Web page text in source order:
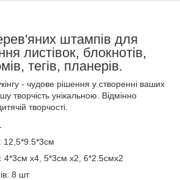
штампів для
листівок, блокнотів,
тегів, планерів.
- чудове рішення у створенні ваших
творчість унікальною. Відмінно
творчості.
12,5*9.5*3см
4*3см х4, 5*3см х2, 6*2.5смх2
8 шт